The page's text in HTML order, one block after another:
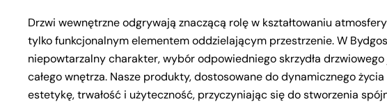
Drzwi wewnętrzne odgrywają znaczącą rolę w kształtowaniu
tylko funkcjonalnym elementem oddzielającym przestrzenie. W
niepowtarzalny charakter, wybór odpowiedniego skrzydła
całego wnętrza. Nasze produkty, dostosowane do dynamicznego
estetykę, trwałość i użyteczność, przyczyniając się do stworzenia